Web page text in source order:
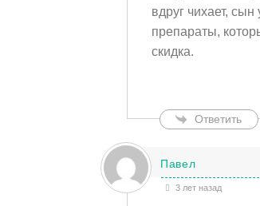
вдруг чихает,
препараты,
скидка.
Ответить
Павел
3 лет назад